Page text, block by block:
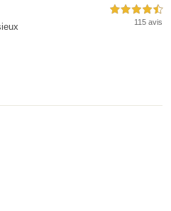
4,5 étoiles sur 5
115 avis